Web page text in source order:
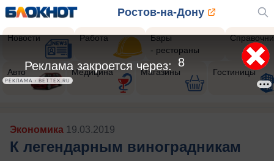
Ростов-на-Дону
Новости Работа
Бары
- рестораны
Авто Медицина Магазины Гостиницы
Экономика 19.03.2019
К легендарным виноградникам
6
Реклама закроется через:
РЕКЛАМА • BETTEX.RU